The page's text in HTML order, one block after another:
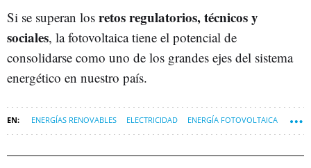
Si se superan los retos regulatorios, técnicos y
sociales, la fotovoltaica tiene el potencial de
consolidarse como uno de los grandes ejes del sistema
energético en nuestro país.
ENERGÍAS RENOVABLES ELECTRICIDAD ENERGÍA FOTOVOLTAICA